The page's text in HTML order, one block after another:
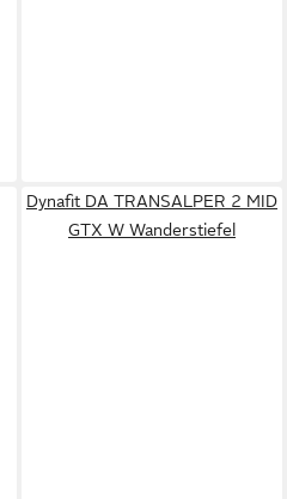
Dynafit DA TRANSALPER 2 MID
GTX W Wanderstiefel